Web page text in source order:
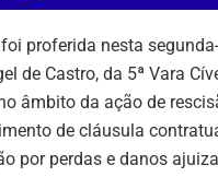
proferida nesta
de Castro, da 5ª Vara
âmbito da ação de
de cláusula
por perdas e danos